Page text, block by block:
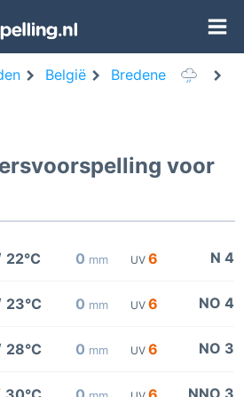
België
Bredene
voor
22°C 0 mm UV 6 N 4
23°C 0 mm UV 6 NO 4
28°C 0 mm UV 6 NO 3
NNO 3